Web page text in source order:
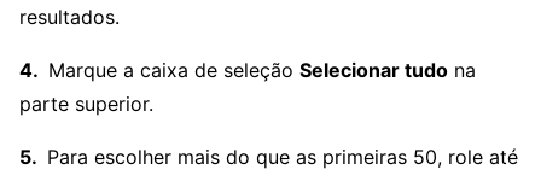
resultados.
Marque a caixa de seleção Selecionar tudo na
parte superior.
Para escolher mais do que as primeiras 50, role até